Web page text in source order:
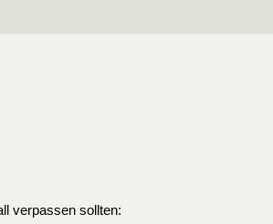
verpassen sollten: